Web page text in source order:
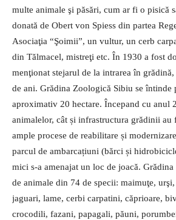
multe animale şi păsări, cum ar fi o pisică
donată de Obert von Spiess din partea
Asociaţia “Şoimii”, un vultur, un cerb
din Tălmacel, mistreţi etc. În 1930 a fost
menţionat stejarul de la intrarea în grădină,
de ani. Grădina Zoologică Sibiu se întinde
aproximativ 20 hectare. Începand cu anul
animalelor, cât și infrastructura grădinii au
ample procese de reabilitare și
parcul de ambarcațiuni (bărci și
mici s-a amenajat un loc de joacă. Grădina
de animale din 74 de specii: maimuţe,
jaguari, lame, cerbi carpatini, căprioare,
crocodili, fazani, papagali, păuni,